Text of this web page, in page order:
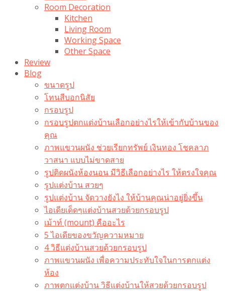
Room Decoration
Kitchen
Living Room
Working Space
Other Space
Review
Blog
ขนาดรูป
โทนสีบอกนิสัย
กรอบรูป
กรอบรูปตกแต่งบ้านเลือกอย่างไรให้เข้ากับบ้านของ
คุณ
ภาพแขวนผนัง ช่วยเรียกทรัพย์ เงินทอง โชคลาภ
วาสนา แบบไม่ขาดสาย
รูปติดผนังห้องนอน มีวิธีเลือกอย่างไร ให้ตรงใจคุณ
รูปแต่งบ้าน สวยๆ
รูปแต่งบ้าน จัดวางยังไง ให้บ้านคุณน่าอยู่ยิ่งขึ้น
ไอเดียเด็ดๆแต่งบ้านสวยด้วยกรอบรูป
เม้าท์ (mount) คืออะไร​
5 ไอเดียของขวัญความหมาย
4 วิธีแต่งบ้านสวยด้วยกรอบรูป
ภาพแขวนผนัง เพื่อความประทับใจในการตกแต่ง
ห้อง
ภาพตกแต่งบ้าน วิธีแต่งบ้านให้สวยด้วยกรอบรูป